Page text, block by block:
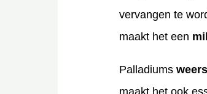
vervangen te
maakt het een
Palladiums